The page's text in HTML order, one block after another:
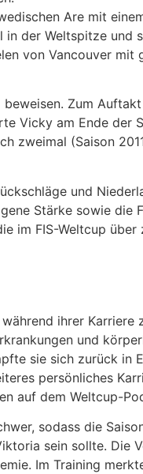
Are mit
in der Weltspitze und
von Vancouver mit
Zum
Vicky am Ende der
zweimal (Saison
und
Stärke sowie die
im FIS-Weltcup über
ihrer Karriere
und
sie sich zurück in
persönliches
auf dem Weltcup-
sodass die
sein sollte. Die
Im Training